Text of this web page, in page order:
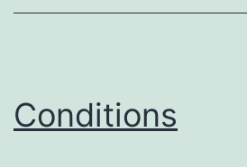
Conditions